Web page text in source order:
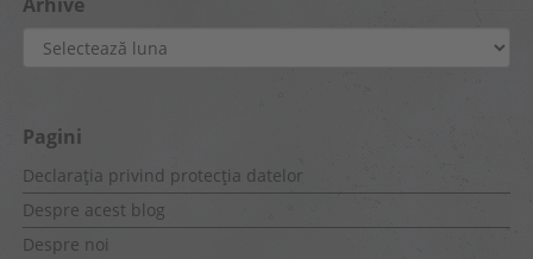
Arhive
Pagini
Declarația privind protecția datelor
Despre acest blog
Despre noi